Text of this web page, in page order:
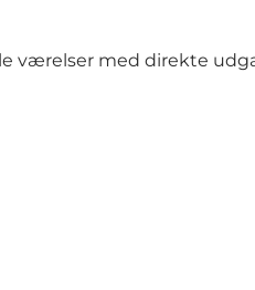
værelser med direkte